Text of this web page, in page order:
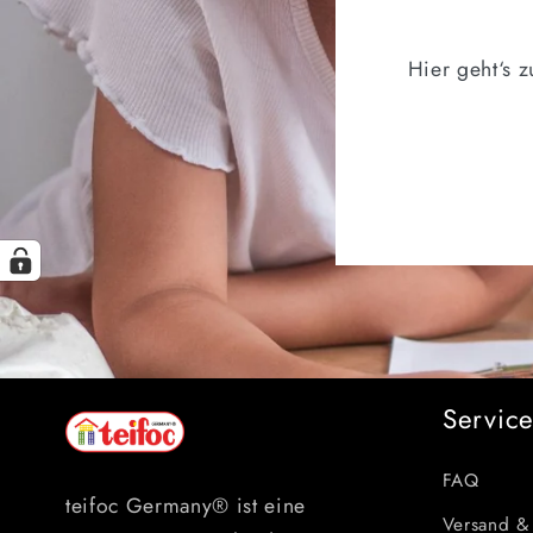
Hier geht‘s
teifoc Germany® ist eine
Service
FAQ
Versand